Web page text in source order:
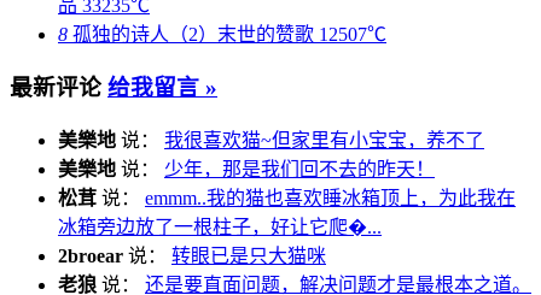
品 33235℃
8 孤独的诗人（2）末世的赞歌 12507℃
最新评论 给我留言 »
美樂地 说： 我很喜欢猫~但家里有小宝宝，养不了
美樂地 说： 少年，那是我们回不去的昨天！
松茸 说： emmm..我的猫也喜欢睡冰箱顶上，为此我在
冰箱旁边放了一根柱子，好让它爬�...
2broear 说： 转眼已是只大猫咪
老狼 说： 还是要直面问题，解决问题才是最根本之道。